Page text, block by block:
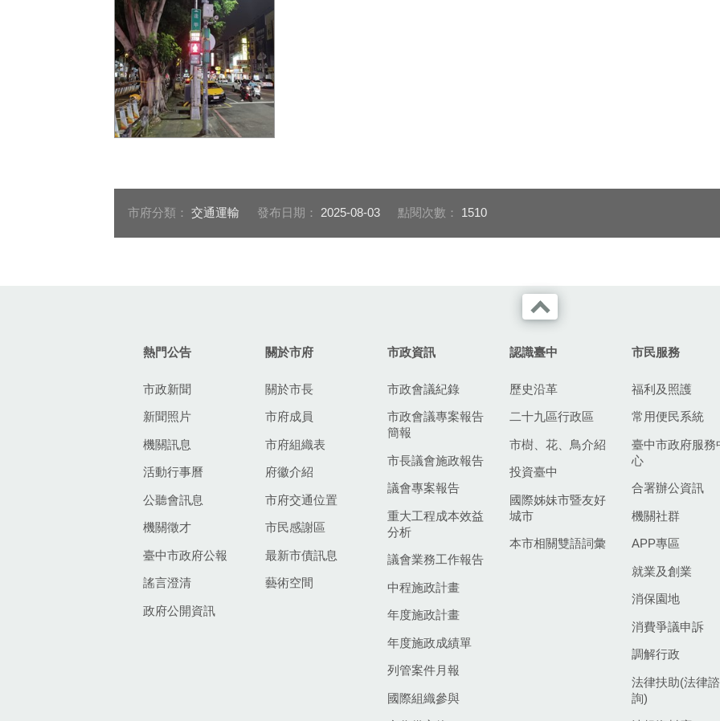
行人措施_0
市府分類： 交通運輸 發布日期： 2025-08-03 點閱次數： 1510
熱門公告
市政新聞
新聞照片
機關訊息
活動行事曆
公聽會訊息
機關徵才
臺中市政府公報
謠言澄清
政府公開資訊
關於市府
關於市長
市府成員
市府組織表
府徽介紹
市府交通位置
市民感謝區
最新市債訊息
藝術空間
市政資訊
市政會議紀錄
市政會議專案報告
簡報
市長議會施政報告
議會專案報告
重大工程成本效益
分析
議會業務工作報告
中程施政計畫
年度施政計畫
年度施政成績單
列管案件月報
國際組織參與
認識臺中
歷史沿革
二十九區行政區
市樹、花、鳥介紹
投資臺中
國際姊妹市暨友好
城市
本市相關雙語詞彙
市民服務
福利及照護
常用便民系統
臺中市政府服務
心
合署辦公資訊
機關社群
APP專區
就業及創業
消保園地
消費爭議申訴
調解行政
法律扶助(法律諮
詢)